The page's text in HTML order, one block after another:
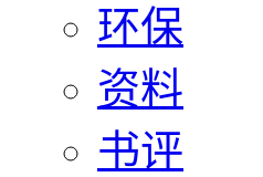
环保
资料
书评